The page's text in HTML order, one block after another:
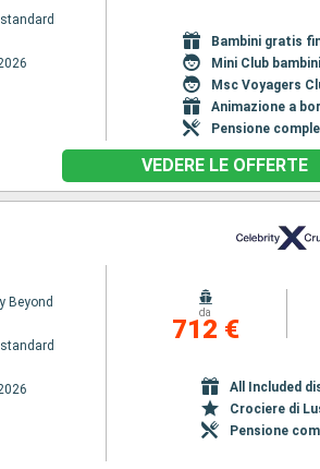
Bambini gratis
Mini Club
Msc Voyagers
Animazione a
Pensione
VEDERE LE OFFERTE
Beyond
da
712 €
All Included
Crociere di
Pensione